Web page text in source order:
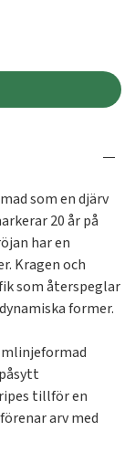
som en djärv
20 år på
har en
Kragen och
som återspeglar
former.
tillför en
arv med